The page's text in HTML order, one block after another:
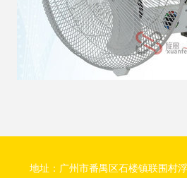
地址：广州市番禺区石楼镇联围村